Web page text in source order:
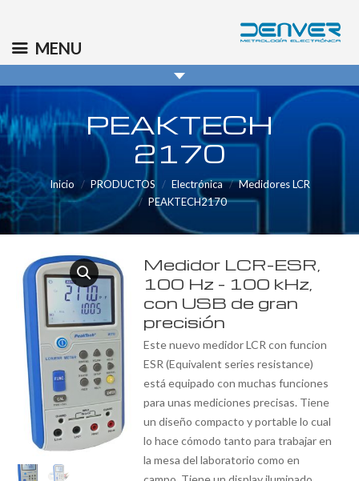
info@denver.es
PEAKTECH
2170
Inicio PRODUCTOS Electrónica
Medidores LCR
PEAKTECH2170
Medidor LCR-ESR,
100 Hz – 100 kHz,
con USB de gran
precisión
Este nuevo medidor LCR con funcion
ESR (Equivalent series resistance)
está equipado con muchas funciones
para unas mediciones precisas. Tiene
un diseño compacto y portable lo cual
lo hace cómodo tanto para trabajar en
la mesa del laboratorio como en
MENU